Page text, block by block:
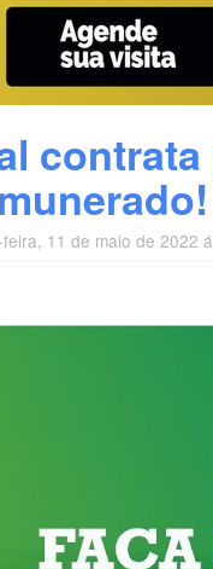
11 de maio de 2022